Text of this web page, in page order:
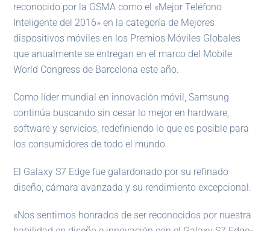
reconocido por la GSMA como el «Mejor Teléfono
Inteligente del 2016» en la categoría de Mejores
dispositivos móviles en los Premios Móviles Globales
que anualmente se entregan en el marco del Mobile
World Congress de Barcelona este año.
Como líder mundial en innovación móvil, Samsung
continúa buscando sin cesar lo mejor en hardware,
software y servicios, redefiniendo lo que es posible para
los consumidores de todo el mundo.
El Galaxy S7 Edge fue galardonado por su refinado
diseño, cámara avanzada y su rendimiento excepcional.
«Nos sentimos honrados de ser reconocidos por nuestra